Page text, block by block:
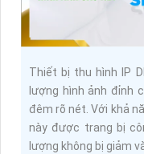
Thiết bị thu hình IP
lượng hình ảnh đỉnh
đêm rõ nét. Với khả
này được trang bị
lượng không bị giảm